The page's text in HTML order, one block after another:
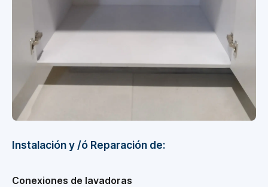
Instalación y /ó Reparación de:
Conexiones de lavadoras